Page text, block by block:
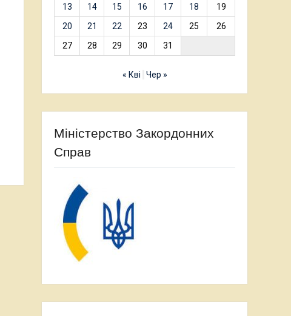
13
14 15 16 17 18
19
20
21 22 23 24 25
26
27
28 29 30 31
« Кві Чер »
Міністерство Закордонних
Справ